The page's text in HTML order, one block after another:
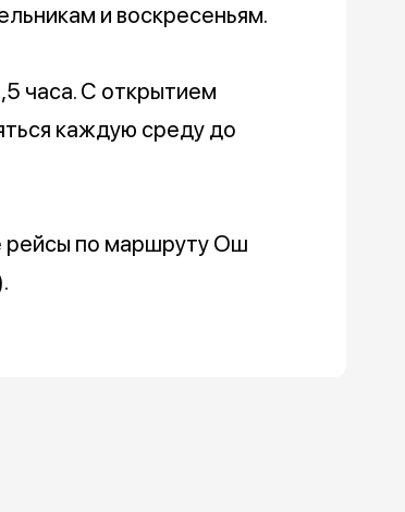
и воскресеньям.
часа. С открытием
каждую среду до
рейсы по маршруту Ош